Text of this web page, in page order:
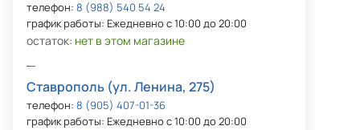
телефон: 8 (988) 540 54 24
график работы: Ежедневно с 10:00 до 20:00
остаток: нет в этом магазине
Ставрополь (ул. Ленина, 275)
телефон: 8 (905) 407-01-36
график работы: Ежедневно с 10:00 до 20:00